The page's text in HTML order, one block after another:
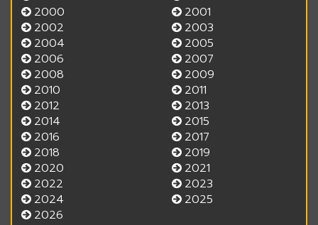
2000
2001
2002
2003
2004
2005
2006
2007
2008
2009
2010
2011
2012
2013
2014
2015
2016
2017
2018
2019
2020
2021
2022
2023
2024
2025
2026